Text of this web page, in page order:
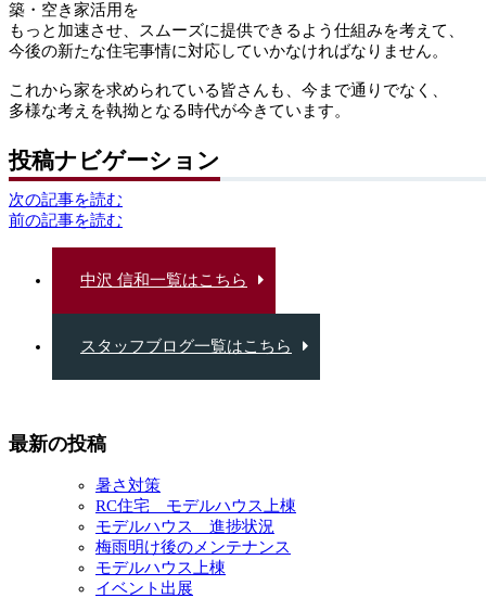
築・空き家活用を
もっと加速させ、スムーズに提供できるよう仕組みを考えて、
今後の新たな住宅事情に対応していかなければなりません。
これから家を求められている皆さんも、今まで通りでなく、
多様な考えを執拗となる時代が今きています。
投稿ナビゲーション
次の記事を読む
前の記事を読む
中沢 信和一覧はこちら
スタッフブログ一覧はこちら
最新の投稿
暑さ対策
RC住宅 モデルハウス上棟
モデルハウス 進捗状況
梅雨明け後のメンテナンス
モデルハウス上棟
イベント出展